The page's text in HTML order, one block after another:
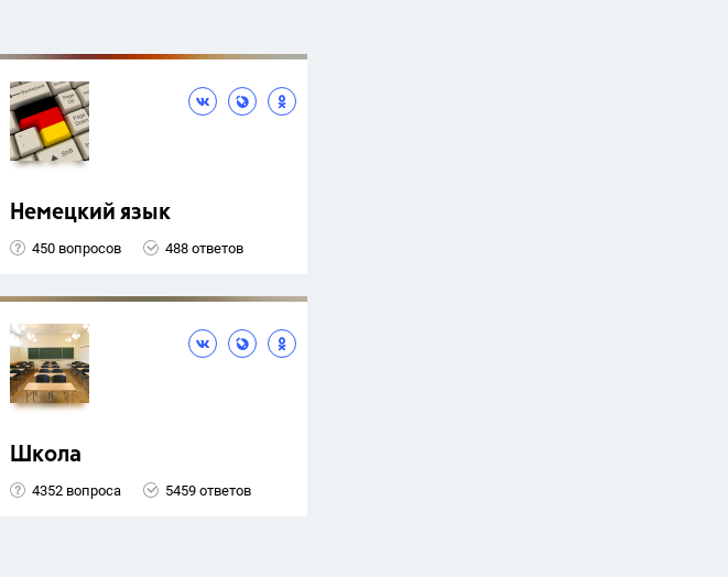
Немецкий язык
450 вопросов 488 ответов
Школа
4352 вопроса 5459 ответов